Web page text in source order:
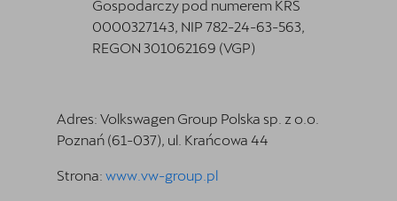
Gospodarczy pod numerem KRS
0000327143, NIP 782-24-63-563,
REGON 301062169 (VGP)
Adres: Volkswagen Group Polska sp. z o.o.
Poznań (61-037), ul. Krańcowa 44
Strona: www.vw-group.pl